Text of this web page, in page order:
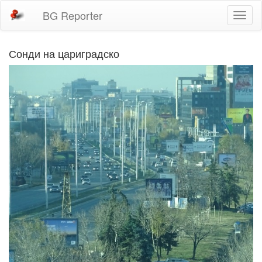
BG Reporter
Сонди на цариградско